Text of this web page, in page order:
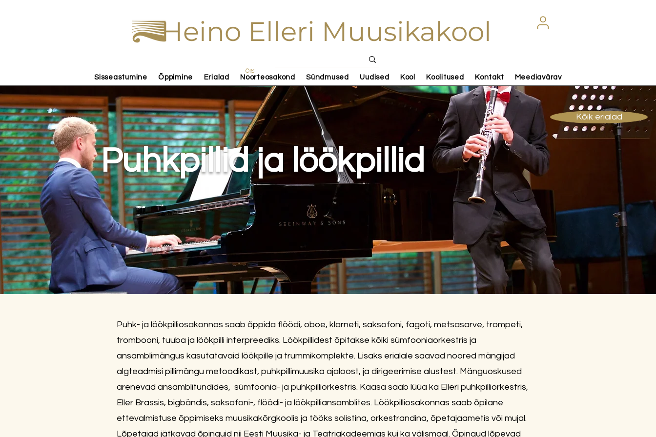
Heino Elleri Muusikakool
Sisseastumine Õppimine Erialad Noorteosakond Sündmused Uudised Kool Koolitused Kontakt Meediavärav
Kõik erialad
ÕIS
Puhkpillid ja löökpillid
Puhk- ja löökpilliosakonnas saab õppida flöödi, oboe, klarneti, saksofoni, fagoti, metsasarve, trompeti,
trombooni, tuuba ja löökpilli interpreediks. Löökpillidest õpitakse kõiki sümfooniaorkestris ja
ansamblimängus kasutatavaid löökpille ja trummikomplekte. Lisaks erialale saavad noored mängijad
algteadmisi pillimängu metoodikast, puhkpillimuusika ajaloost, ja dirigeerimise alustest. Mänguoskused
arenevad ansamblitundides, sümfoonia- ja puhkpilliorkestris. Kaasa saab lüüa ka Elleri puhkpilliorkestris,
Eller Brassis, bigbändis, saksofoni-, flöödi- ja löökpilliansamblites. Löökpilliosakonnas saab õpilane
ettevalmistuse õppimiseks muusikakõrgkoolis ja tööks solistina, orkestrandina, õpetajaametis või mujal.​
Lõpetajad jätkavad õpinguid nii Eesti Muusika- ja Teatriakadeemias kui ka välismaal. Õpingud lõpevad